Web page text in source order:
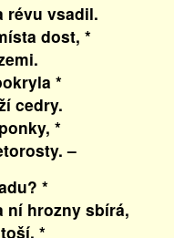
vsadil.
dost, *
*
cedry.
*
–
*
hrozny sbírá,
*